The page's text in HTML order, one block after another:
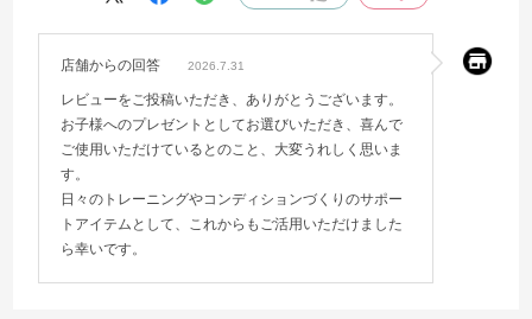
なぜかよく眠れて疲れが抜けるようになったそうです。
店舗からの回答 2026.7.31
レビューをご投稿いただき、ありがとうございます。
お子様へのプレゼントとしてお選びいただき、喜んで
ご使用いただけているとのこと、大変うれしく思いま
す。
日々のトレーニングやコンディションづくりのサポー
トアイテムとして、これからもご活用いただけました
ら幸いです。